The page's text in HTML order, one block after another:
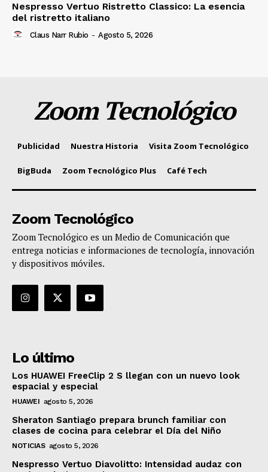
Nespresso Vertuo Ristretto Classico: La esencia
del ristretto italiano
Claus Narr Rubio - Agosto 5, 2026
Zoom Tecnológico
Publicidad Nuestra Historia Visita Zoom Tecnológico
BigBuda Zoom Tecnológico Plus Café Tech
Zoom Tecnológico
Zoom Tecnológico es un Medio de Comunicación que
entrega noticias e informaciones de tecnología, innovación
y dispositivos móviles.
Lo último
Los HUAWEI FreeClip 2 S llegan con un nuevo look
espacial y especial
HUAWEI agosto 5, 2026
Sheraton Santiago prepara brunch familiar con
clases de cocina para celebrar el Día del Niño
NOTICIAS agosto 5, 2026
Nespresso Vertuo Diavolitto: Intensidad audaz con